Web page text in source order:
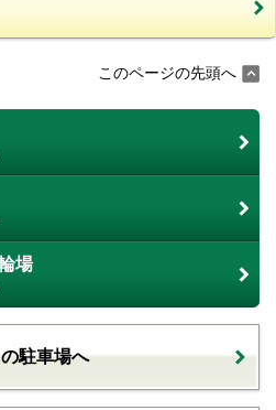
このページの先頭へ
場
駐車場へ